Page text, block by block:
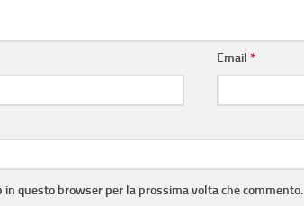
Email*
in questo browser per la prossima volta che commento.